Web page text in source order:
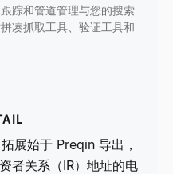
踪和管道管理与您的搜索
凑抓取工具、验证工具和
展始于 Preqin 导出，
者关系（IR）地址的电